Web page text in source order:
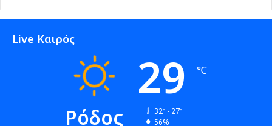
Live Καιρός
Ρόδος
29 ℃
32º - 27º
56%